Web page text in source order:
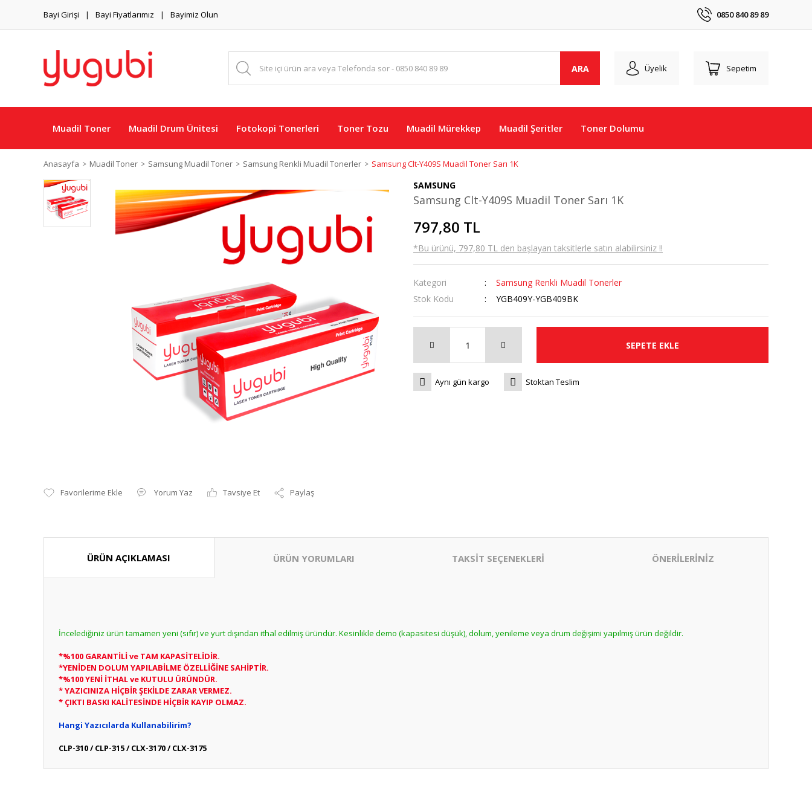
Bayi Girişi Bayi Fiyatlarımız Bayimiz Olun 0850 840 89 89
ARA Üyelik Sepetim
Muadil Toner Muadil Drum Ünitesi Fotokopi Tonerleri Toner Tozu Muadil Mürekkep Muadil Şeritler Toner Dolumu
Anasayfa Muadil Toner Samsung Muadil Toner Samsung Renkli Muadil Tonerler Samsung Clt-Y409S Muadil Toner Sarı 1K
Yorum Yaz Tavsiye Et Paylaş
SAMSUNG
Samsung Clt-Y409S Muadil Toner Sarı 1K
797,80 TL
*Bu ürünü, 797,80 TL den başlayan taksitlerle satın alabilirsiniz !!
Kategori
Samsung Renkli Muadil Tonerler
Stok Kodu
YGB409Y-YGB409BK
SEPETE EKLE
Aynı gün kargo Stoktan Teslim
ÜRÜN AÇIKLAMASI ÜRÜN YORUMLARI TAKSİT SEÇENEKLERİ ÖNERİLERİNİZ
İncelediğiniz ürün tamamen yeni (sıfır) ve yurt dışından ithal edilmiş üründür. Kesinlikle demo (kapasitesi düşük), dolum, yenileme veya drum değişimi yapılmış ürün değildir.
*%100 GARANTİLİ ve TAM KAPASİTELİDİR.
*YENİDEN DOLUM YAPILABİLME ÖZELLİĞİNE SAHİPTİR.
*%100 YENİ İTHAL ve KUTULU ÜRÜNDÜR.
* YAZICINIZA HİÇBİR ŞEKİLDE ZARAR VERMEZ.
* ÇIKTI BASKI KALİTESİNDE HİÇBİR KAYIP OLMAZ.
Hangi Yazıcılarda Kullanabilirim?
CLP-310 / CLP-315 / CLX-3170 / CLX-3175